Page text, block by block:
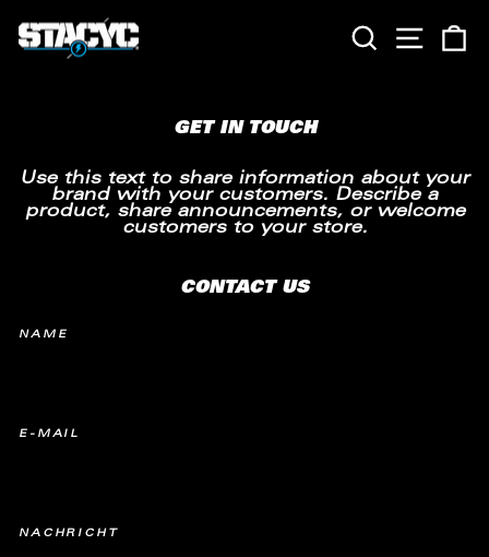
Inhalt
SUCHE
GET IN TOUCH
Use this text to share information about your
brand with your customers. Describe a
product, share announcements, or welcome
customers to your store.
CONTACT US
NAME
E-MAIL
NACHRICHT